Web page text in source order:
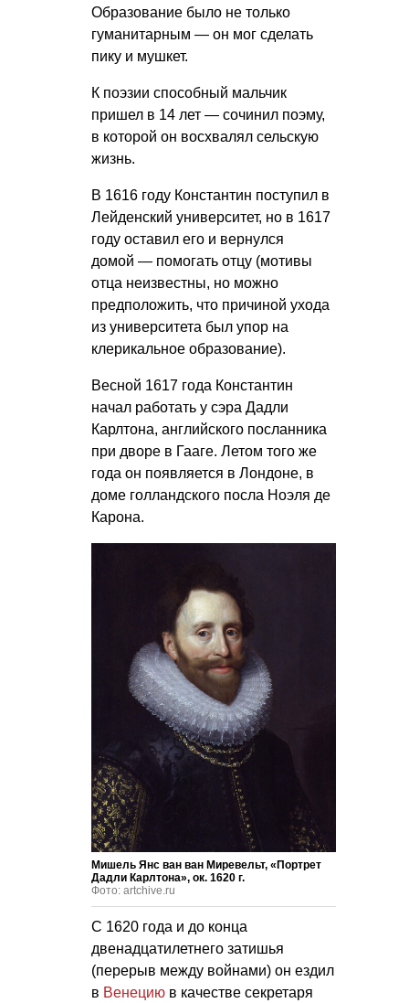
Образование было не только
гуманитарным — он мог сделать
пику и мушкет.
К поэзии способный мальчик
пришел в 14 лет — сочинил поэму,
в которой он восхвалял сельскую
жизнь.
В 1616 году Константин поступил в
Лейденский университет, но в 1617
году оставил его и вернулся
домой — помогать отцу (мотивы
отца неизвестны, но можно
предположить, что причиной ухода
из университета был упор на
клерикальное образование).
Весной 1617 года Константин
начал работать у сэра Дадли
Карлтона, английского посланника
при дворе в Гааге. Летом того же
года он появляется в Лондоне, в
доме голландского посла Ноэля де
Карона.
Мишель Янс ван ван Миревельт, «Портрет
Дадли Карлтона», ок. 1620 г.
Фото: artchive.ru
С 1620 года и до конца
двенадцатилетнего затишья
(перерыв между войнами) он ездил
в Венецию в качестве секретаря